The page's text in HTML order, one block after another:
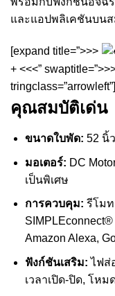
และแอปพลิเคชันบน
[expand title=”>>>
+ <<<”
tringclass=”arrowleft”]
คุณสมบัติเด่น
ขนาดใบพัด: 52 นิ้
มอเตอร์: DC
เป็นพิเศษ
การควบคุม: รีโม
Amazon Alexa,
ฟังก์ชันเสริม: ไฟส่
เวลาเปิด-ปิด, โห